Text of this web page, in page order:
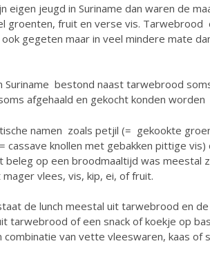
eigen jeugd in Suriname dan waren de
groenten, fruit en verse vis. Tarwebrood
gegeten maar in veel mindere mate
Suriname bestond naast tarwebrood
afgehaald en gekocht konden worden
namen zoals petjil (= gekookte
cassave knollen met gebakken pittige
beleg op een broodmaaltijd was meestal
vlees, vis, kip, ei, of fruit.
de lunch meestal uit tarwebrood en
tarwebrood of een snack of koekje op
van vette vleeswaren, kaas of